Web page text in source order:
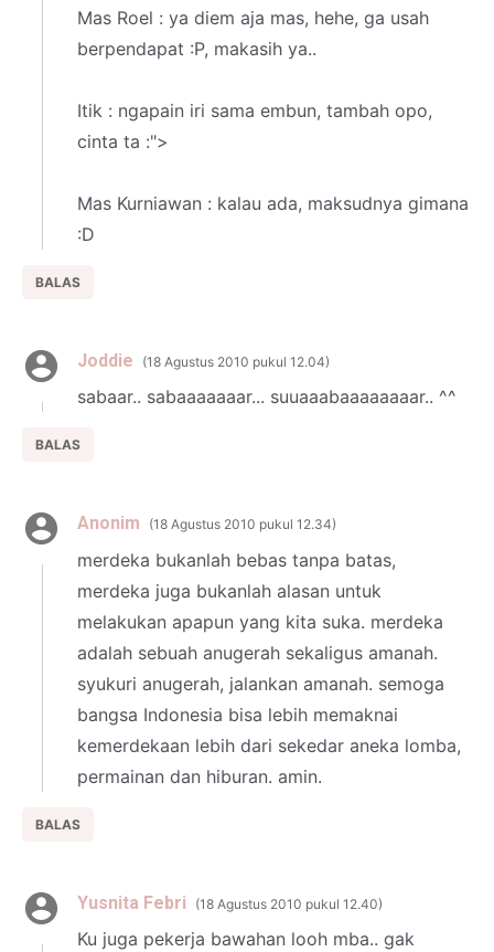
Mas Roel : ya diem aja mas, hehe, ga usah
berpendapat :P, makasih ya..
Itik : ngapain iri sama embun, tambah opo,
cinta ta :">
Mas Kurniawan : kalau ada, maksudnya gimana
:D
BALAS
Joddie 18 Agustus 2010 pukul 12.04
sabaar.. sabaaaaaaar... suuaaabaaaaaaaar.. ^^
BALAS
Anonim 18 Agustus 2010 pukul 12.34
merdeka bukanlah bebas tanpa batas,
merdeka juga bukanlah alasan untuk
melakukan apapun yang kita suka. merdeka
adalah sebuah anugerah sekaligus amanah.
syukuri anugerah, jalankan amanah. semoga
bangsa Indonesia bisa lebih memaknai
kemerdekaan lebih dari sekedar aneka lomba,
permainan dan hiburan. amin.
BALAS
Yusnita Febri 18 Agustus 2010 pukul 12.40
Ku juga pekerja bawahan looh mba.. gak